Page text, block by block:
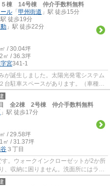
棟 14号棟 仲介手数料無料
ル 「 甲州街道 」駅 徒歩15分
駅 徒歩19分
」駅 徒歩22分
/ 30.04坪
㎡ / 36.3坪
宮341-1
が誕生しました。太陽光発電システム
台駐車スペースがあります。（車種に
ォーク...
目 全2棟 2号棟 仲介手数料無料
」駅 徒歩17分
/ 29.58坪
㎡ / 31.37坪
３丁目
。ウォークインクローゼットが2か所
、収納に困りません。洗面所にはラン
なりま...